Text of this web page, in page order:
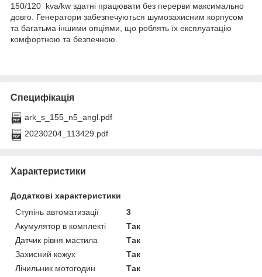
150/120 kva/kw здатні працювати без перерви максимально
довго. Генератори забезпечуються шумозахисним корпусом
та багатьма іншими опціями, що роблять їх експлуатацію
комфортною та безпечною.
Специфікація
ark_s_155_n5_angl.pdf
20230204_113429.pdf
Характеристики
Додаткові характеристики
Ступінь автоматизації
3
Акумулятор в комплекті
Так
Датчик рівня мастила
Так
Захисний кожух
Так
Лічильник мотогодин
Так